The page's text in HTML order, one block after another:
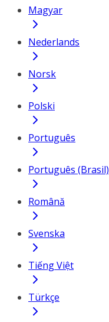
Magyar
Nederlands
Norsk
Polski
Português
Português (Brasil)
Română
Svenska
Tiếng Việt
Türkçe